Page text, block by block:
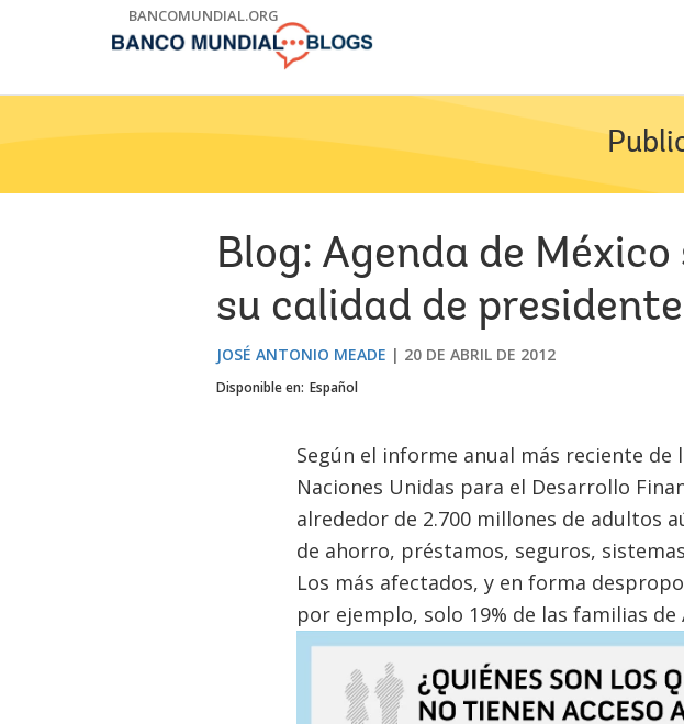
BANCOMUNDIAL.ORG
Blog: Agenda de
su calidad de
JOSÉ ANTONIO MEADE 20 DE ABRIL DE 2012
Disponible en: Español
Según el informe anual más reciente de
Naciones Unidas para el Desarrollo
alrededor de 2.700 millones de adultos
de ahorro, préstamos, seguros,
Los más afectados, y en forma
por ejemplo, solo 19% de las familias